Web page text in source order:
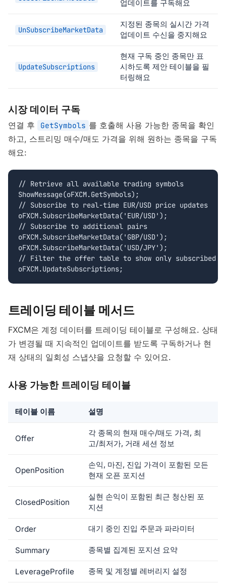
업데이트를 구독해요
UnSubscribeMarketData
지정된 종목의 실시간 가격
업데이트 수신을 중지해요
UpdateSubscriptions
현재 구독 중인 종목만 표
시하도록 제안 테이블을 필
터링해요
시장 데이터 구독
연결 후 GetSymbols 를 호출해 사용 가능한 종목을 확인
하고, 스트리밍 매수/매도 가격을 위해 원하는 종목을 구독
해요:
// Retrieve all available trading symbols
ShowMessage(oFXCM.GetSymbols);
// Subscribe to real-time EUR/USD price updates
oFXCM.SubscribeMarketData('EUR/USD');
// Subscribe to additional pairs
oFXCM.SubscribeMarketData('GBP/USD');
oFXCM.SubscribeMarketData('USD/JPY');
// Filter the offer table to show only subscribed
oFXCM.UpdateSubscriptions;
트레이딩 테이블 메서드
FXCM은 계정 데이터를 트레이딩 테이블로 구성해요. 상태
가 변경될 때 지속적인 업데이트를 받도록 구독하거나 현
재 상태의 일회성 스냅샷을 요청할 수 있어요.
사용 가능한 트레이딩 테이블
테이블 이름 설명
Offer
각 종목의 현재 매수/매도 가격, 최
고/최저가, 거래 세션 정보
OpenPosition
손익, 마진, 진입 가격이 포함된 모든
현재 오픈 포지션
ClosedPosition
실현 손익이 포함된 최근 청산된 포
지션
Order 대기 중인 진입 주문과 파라미터
Summary 종목별 집계된 포지션 요약
LeverageProfile 종목 및 계정별 레버리지 설정